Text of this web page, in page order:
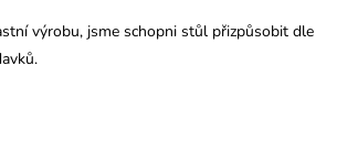
výrobu, jsme schopni stůl přizpůsobit dle